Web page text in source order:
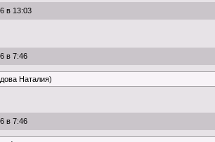
в 13:03
в 7:46
Наталия)
в 7:46